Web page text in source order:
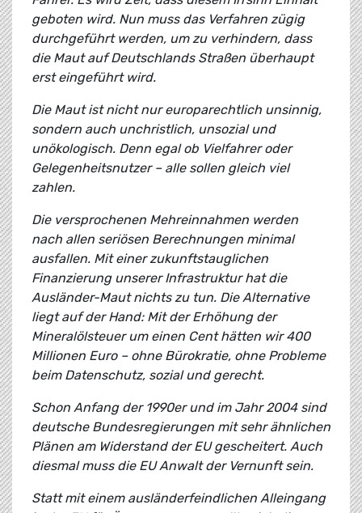
geboten wird. Nun muss das Verfahren zügig
durchgeführt werden, um zu verhindern, dass
die Maut auf Deutschlands Straßen überhaupt
erst eingeführt wird.
Die Maut ist nicht nur europarechtlich unsinnig,
sondern auch unchristlich, unsozial und
unökologisch. Denn egal ob Vielfahrer oder
Gelegenheitsnutzer – alle sollen gleich viel
zahlen.
Die versprochenen Mehreinnahmen werden
nach allen seriösen Berechnungen minimal
ausfallen. Mit einer zukunftstauglichen
Finanzierung unserer Infrastruktur hat die
Ausländer-Maut nichts zu tun. Die Alternative
liegt auf der Hand: Mit der Erhöhung der
Mineralölsteuer um einen Cent hätten wir 400
Millionen Euro – ohne Bürokratie, ohne Probleme
beim Datenschutz, sozial und gerecht.
Schon Anfang der 1990er und im Jahr 2004 sind
deutsche Bundesregierungen mit sehr ähnlichen
Plänen am Widerstand der EU gescheitert. Auch
diesmal muss die EU Anwalt der Vernunft sein.
Statt mit einem ausländerfeindlichen Alleingang